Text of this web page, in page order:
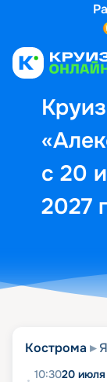
с 20
2027
Кострома
10:3020 июля